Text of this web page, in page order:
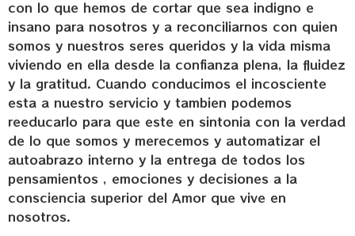
con lo que hemos de cortar que sea indigno e
insano para nosotros y a reconciliarnos con quien
somos y nuestros seres queridos y la vida misma
viviendo en ella desde la confianza plena, la fluidez
y la gratitud. Cuando conducimos el incosciente
esta a nuestro servicio y tambien podemos
reeducarlo para que este en sintonia con la verdad
de lo que somos y merecemos y automatizar el
autoabrazo interno y la entrega de todos los
pensamientos , emociones y decisiones a la
consciencia superior del Amor que vive en
nosotros.